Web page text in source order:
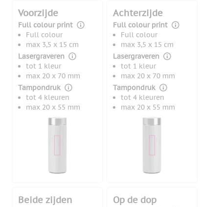
Voorzijde
Full colour print
Full colour
max 3,5 x 15 cm
Lasergraveren
tot 1 kleur
max 20 x 70 mm
Tampondruk
tot 4 kleuren
max 20 x 55 mm
Achterzijde
Full colour print
Full colour
max 3,5 x 15 cm
Lasergraveren
tot 1 kleur
max 20 x 70 mm
Tampondruk
tot 4 kleuren
max 20 x 55 mm
Beide zijden
Op de dop